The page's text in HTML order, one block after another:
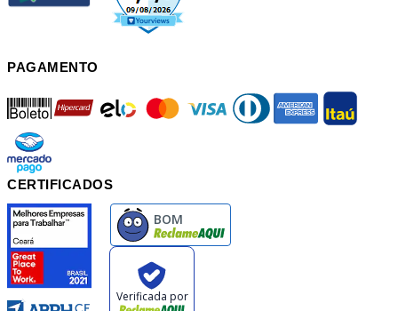
PAGAMENTO
diners american itau
mercadopago
CERTIFICADOS